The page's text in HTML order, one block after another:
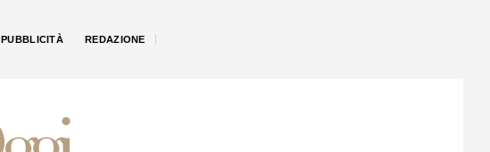
PUBBLICITÀ REDAZIONE